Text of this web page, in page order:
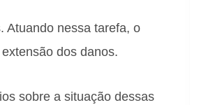
Atuando nessa tarefa, o
dos danos.
sobre a situação dessas